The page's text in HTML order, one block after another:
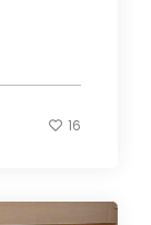
16